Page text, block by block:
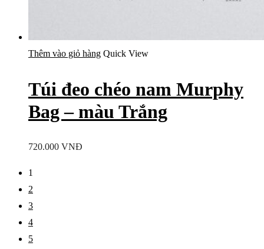
Thêm vào giỏ hàng Quick View
Túi đeo chéo nam Murphy
Bag – màu Trắng
720.000 VNĐ
1
2
3
4
5